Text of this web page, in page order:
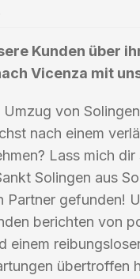
Kunden über
Vicenza mit
Umzug von
nach einem
Lass mich
Solingen aus
Partner gefunden!
berichten von
einem
übertroffen